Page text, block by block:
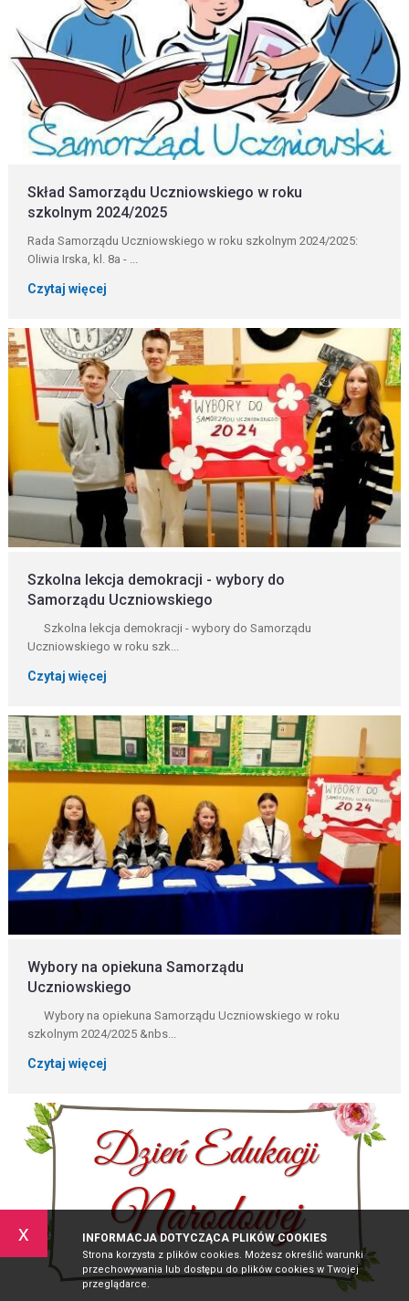
x INFORMACJA DOTYCZĄCA PLIKÓW COOKIES
Strona korzysta z plików cookies. Możesz określić warunki
przechowywania lub dostępu do plików cookies w Twojej
przeglądarce.
Skład Samorządu Uczniowskiego w roku
szkolnym 2024/2025
Rada Samorządu Uczniowskiego w roku szkolnym 2024/2025:
Oliwia Irska, kl. 8a - ...
Czytaj więcej
Szkolna lekcja demokracji - wybory do
Samorządu Uczniowskiego
Szkolna lekcja demokracji - wybory do Samorządu
Uczniowskiego w roku szk...
Czytaj więcej
Wybory na opiekuna Samorządu
Uczniowskiego
Wybory na opiekuna Samorządu Uczniowskiego w roku
szkolnym 2024/2025 &nbs...
Czytaj więcej